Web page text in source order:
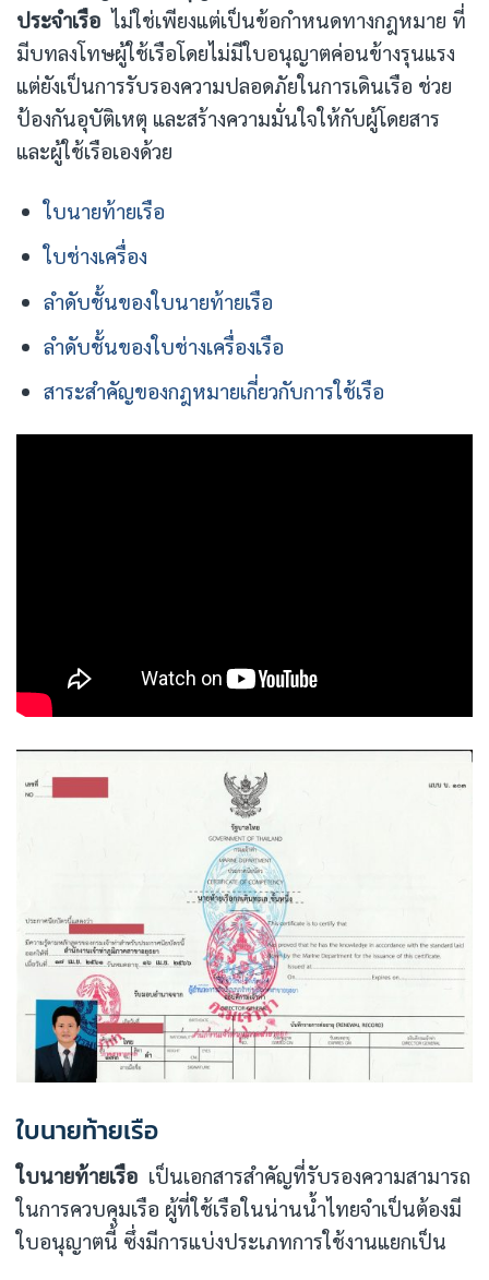
ประจำเรือ ไม่ใช่เพียงแต่เป็นข้อกำหนดทางกฎหมาย ที่
มีบทลงโทษผู้ใช้เรือโดยไม่มีใบอนุญาตค่อนข้างรุนแรง
แต่ยังเป็นการรับรองความปลอดภัยในการเดินเรือ ช่วย
ป้องกันอุบัติเหตุ และสร้างความมั่นใจให้กับผู้โดยสาร
และผู้ใช้เรือเองด้วย
ใบนายท้ายเรือ
ใบช่างเครื่อง
ลำดับชั้นของใบนายท้ายเรือ
ลำดับชั้นของใบช่างเครื่องเรือ
สาระสำคัญของกฎหมายเกี่ยวกับการใช้เรือ
ใบนายท้ายเรือ
ใบนายท้ายเรือ เป็นเอกสารสำคัญที่รับรองความสามารถ
ในการควบคุมเรือ ผู้ที่ใช้เรือในน่านน้ำไทยจำเป็นต้องมี
ใบอนุญาตนี้ ซึ่งมีการแบ่งประเภทการใช้งานแยกเป็น